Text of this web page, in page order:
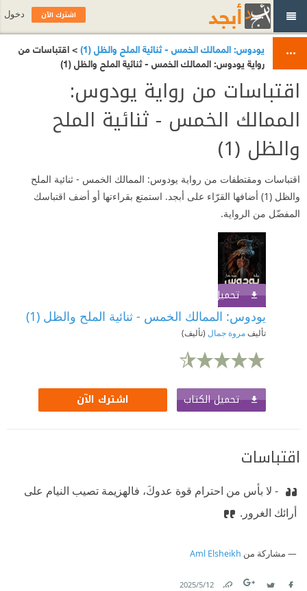
يودوس: الممالك الخمس - ثنائية الملح والظل (1)
> اقتباسات من
رواية يودوس: الممالك الخمس - ثنائية الملح والظل (1)
اقتباسات من رواية يودوس:
الممالك الخمس - ثنائية الملح
والظل (1)
اقتباسات ومقتطفات من رواية يودوس: الممالك الخمس - ثنائية الملح
والظل (1) أضافها القرّاء على أبجد. استمتع بقراءتها أو أضف اقتباسك
المفضّل من الرواية.
تحميل الكتاب
يودوس: الممالك الخمس - ثنائية الملح والظل (1)
تأليفمروة جمال (تأليف)
تحميل الكتاب اشترك الآن
اقتباسات
‫ - لا بأس من احترام قوة عدوكَ، فالهزيمة تصيب النيام على
أرائك الغرور.
مشاركة من Aml Elsheikh
12‏/5‏/2025
اشترك الآن دخول